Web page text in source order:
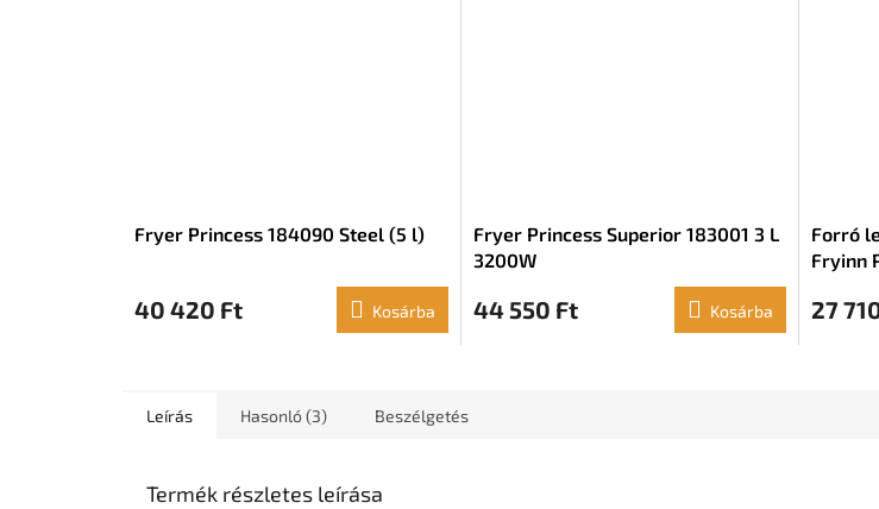
Fryer Princess 184090 Steel (5 l)
40 420 Ft Kosárba
Fryer Princess Superior 183001 3 L
3200W
44 550 Ft Kosárba
Forró
Fryinn
27
Leírás Hasonló (3) Beszélgetés
Termék részletes leírása